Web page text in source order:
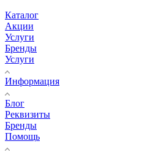
Каталог
Акции
Услуги
Бренды
Услуги
Информация
Блог
Реквизиты
Бренды
Помощь